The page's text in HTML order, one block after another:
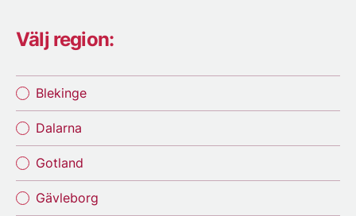
Välj region:
Blekinge
Dalarna
Gotland
Gävleborg